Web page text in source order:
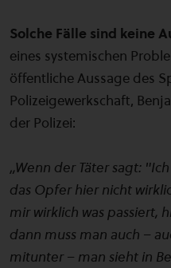
Solche Fälle sind keine
eines systemischen
öffentliche Aussage des
Polizeigewerkschaft,
der Polizei:
„Wenn der Täter sagt:
das Opfer hier nicht
mir wirklich was passiert,
dann muss man auch –
mitunter – man sieht in